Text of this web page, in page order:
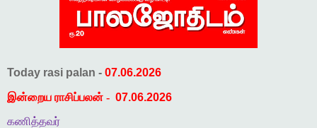
Today rasi palan - 07.06.2026
இன்றைய ராசிப்பலன் - 07.06.2026
கணித்தவர்